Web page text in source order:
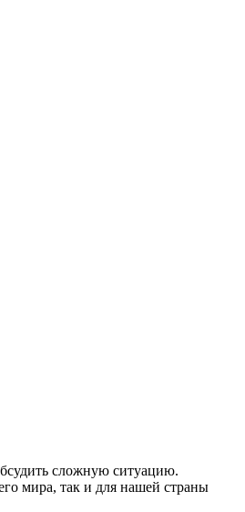
сложную ситуацию.
мира, так и для нашей страны